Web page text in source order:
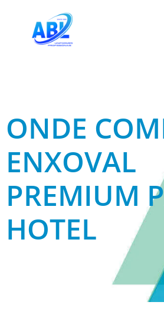
ONDE
ENXOVAL
PREMIUM
HOTEL